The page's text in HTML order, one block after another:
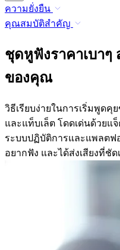
ความยั่งยืน
คุณสมบัติสำคัญ
ชุดหูฟังราคาเบา
ของคุณ
วิธีเรียบง่ายในการเริ่มพูด
และแท็บเล็ต โดดเด่นด้วยแ
ระบบปฏิบัติการและแพลต
อยากฟัง และได้ส่งเสียงที่ชัด